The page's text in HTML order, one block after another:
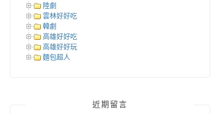
陸劇
雲林好好吃
韓劇
高雄好好吃
高雄好好玩
麵包超人
近期留言